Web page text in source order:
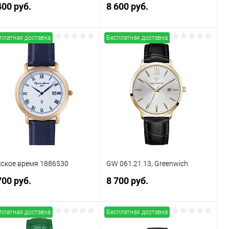
руб.
В корзину
Купить в 1
Сравнение
В избранное В наличии
8 600 руб.
В корзину
Купить в 1
Сравнение
В избранное В наличии
доставка
время 1886530
руб.
В корзину
Бесплатная доставка
GW 061.21.13, Greenwich
8 700 руб.
доставка Бесплатная доставка